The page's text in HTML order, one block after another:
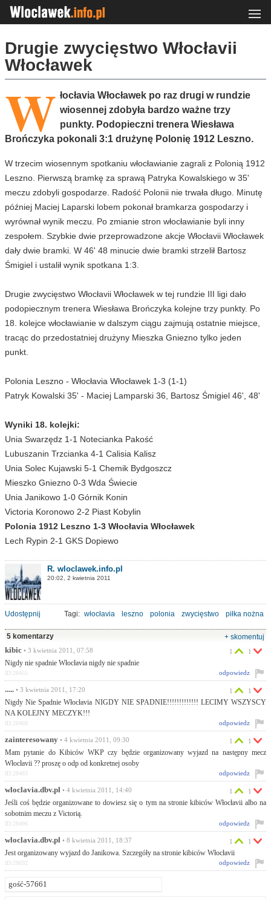
Drugie zwycięstwo Włocłavii
Włocławek
W łocłavia Włocławek po raz drugi w rundzie
wiosennej zdobyła bardzo ważne trzy
punkty. Podopieczni trenera Wiesława
Brończyka pokonali 3:1 drużynę Polonię 1912 Leszno.
W trzecim wiosennym spotkaniu włocławianie zagrali z Polonią 1912
Leszno. Pierwszą bramkę za sprawą Patryka Kowalskiego w 35'
meczu zdobyli gospodarze. Radość Polonii nie trwała długo. Minutę
później Maciej Laparski lobem pokonał bramkarza gospodarzy i
wyrównał wynik meczu. Po zmianie stron włocławianie byli inny
zespołem. Szybkie dwie przeprowadzone akcje Włocłavii Włocławek
dały dwie bramki. W 46' 48 minucie dwie bramki strzelił Bartosz
Śmigiel i ustalił wynik spotkana 1:3.
Drugie zwycięstwo Włocłavii Włocławek w tej rundzie III ligi dało
podopiecznym trenera Wiesława Brończyka kolejne trzy punkty. Po
18. kolejce włocławianie w dalszym ciągu zajmują ostatnie miejsce,
tracąc do przedostatniej drużyny Mieszka Gniezno tylko jeden
punkt.
Polonia Leszno - Włocłavia Włocławek 1-3 (1-1)
Patryk Kowalski 35' - Maciej Lamparski 36, Bartosz Śmigiel 46', 48'
Wyniki 18. kolejki:
Unia Swarzędz 1-1 Notecianka Pakość
Lubuszanin Trzcianka 4-1 Calisia Kalisz
Unia Solec Kujawski 5-1 Chemik Bydgoszcz
Mieszko Gniezno 0-3 Wda Świecie
Unia Janikowo 1-0 Górnik Konin
Victoria Koronowo 2-2 Piast Kobylin
Polonia 1912 Leszno 1-3 Włocłavia Włocławek
Lech Rypin 2-1 GKS Dopiewo
R. wloclawek.info.pl
20:02, 2 kwietnia 2011
Udostępnij Tagi: włocłavia leszno polonia zwycięstwo piłka nożna
5 komentarzy
+ skomentuj
kibic • 3 kwietnia 2011, 07:58
Nigdy nie spadnie Włocłavia nigdy nie spadnie
1 1
odpowiedz
ID:28455
..... • 3 kwietnia 2011, 17:20
Nigdy Nie Spadnie Włocłavia NIGDY NIE SPADNIE!!!!!!!!!!!!! LECIMY WSZYSCY
NA KOLEJNY MECZYK!!!
1 1
odpowiedz
ID:28468
zainteresowany • 4 kwietnia 2011, 09:30
Mam pytanie do Kibiców WKP czy będzie organizowany wyjazd na następny mecz
Włocłavii ?? proszę o odp od konkretnej osoby
1 1
odpowiedz
ID:28483
wloclavia.dbv.pl • 4 kwietnia 2011, 14:40
Jeśli coś będzie organizowane to dowiesz się o tym na stronie kibiców Włocłavii albo na
sobotnim meczu z Victorią.
1 1
odpowiedz
ID:28496
wloclavia.dbv.pl • 8 kwietnia 2011, 18:37
Jest organizowany wyjazd do Janikowa. Szczegóły na stronie kibiców Włocłavii
1 1
odpowiedz
ID:28692